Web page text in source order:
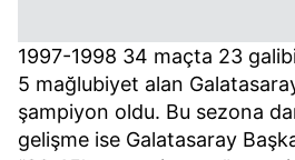
1997-1998 34 maçta 23
5 mağlubiyet alan
şampiyon oldu. Bu sezona
gelişme ise Galatasaray